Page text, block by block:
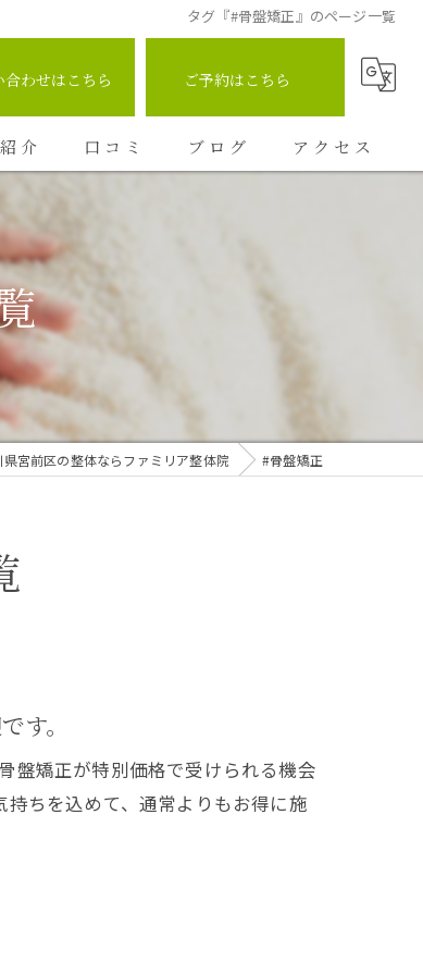
タグ『#骨盤矯正』のページ一覧
合わせはこちら ご予約はこちら
介 口コミ ブログ アクセス
県宮前区の整体ならファミリア整体院 #骨盤矯正
す。
盤矯正が特別価格で受けられる機会
ちを込めて、通常よりもお得に施